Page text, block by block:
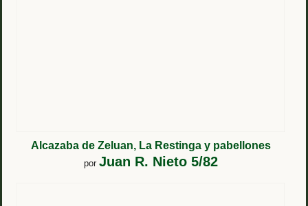
Alcazaba de Zeluan, La Restinga y pabellones
por Juan R. Nieto 5/82